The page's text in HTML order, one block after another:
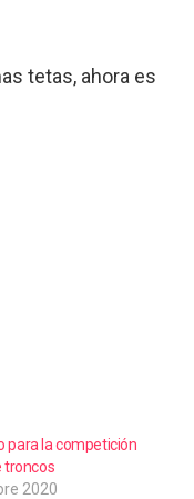
tetas, ahora es
para la competición
troncos
2020